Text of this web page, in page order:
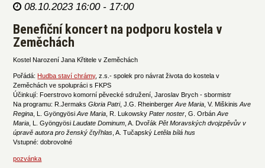
08.10.2023 16:00 - 17:00
Benefiční koncert na podporu kostela v
Zeměchách
Kostel Narození Jana Křtitele v Zeměchách
Pořádá: Hudba staví chrámy, z.s.- spolek pro návrat života do kostela v
Zeměchách ve spolupráci s FKPS
Účinkují: Foerstrovo komorní pěvecké sdružení, Jaroslav Brych - sbormistr
Na programu: R.JermaksGloria Patri, J.G. RheinbergerAve Maria, V. MiškinisAve
Regina, L. GyöngyösiAve Maria, R. Lukowsky Pater noster, G. OrbánAve
Maria, L. GyöngyösiLaudate Dominum, A. DvořákPět Moravských dvojzpěvův v
úpravě autora pro ženský čtyřhlas, A. TučapskýLetěla bílá hus
Vstupné: dobrovolné
pozvánka